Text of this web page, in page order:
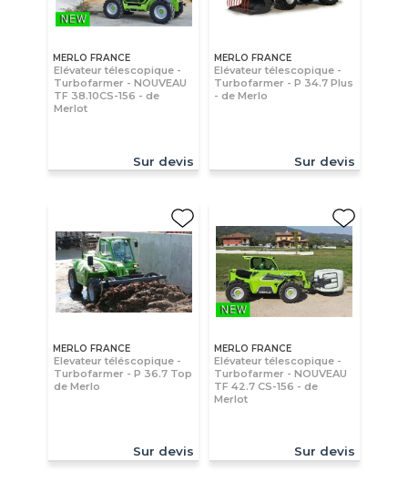
MERLO FRANCE
Elévateur télescopique -
Turbofarmer - NOUVEAU
TF 38.10CS-156 - de
Merlot
Sur devis
MERLO FRANCE
Elévateur télescopique -
Turbofarmer - P 34.7 Plus
- de Merlo
Sur devis
MERLO FRANCE
Elevateur téléscopique -
Turbofarmer - P 36.7 Top
de Merlo
Sur devis
MERLO FRANCE
Elévateur télescopique -
Turbofarmer - NOUVEAU
TF 42.7 CS-156 - de
Merlot
Sur devis